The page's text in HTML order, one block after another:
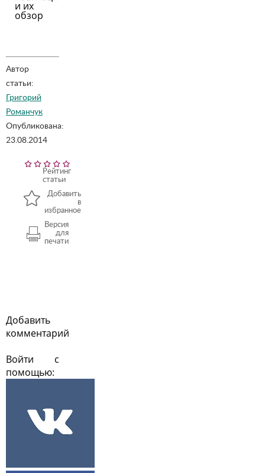
и их
обзор
Автор
статьи:
Григорий
Романчук
Опубликована:
23.08.2014
Рейтинг
статьи
Добавить
в
избранное
Версия
для
печати
Добавить
комментарий
Войти с
помощью: